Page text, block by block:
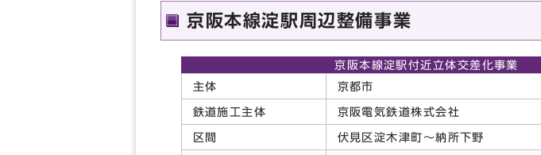
京阪本線淀駅周辺整備事業
京阪本線淀駅付近立体交差化事業
主体
京都市
鉄道施工主体 京阪電気鉄道株式会社
区間 伏見区淀木津町～納所下野